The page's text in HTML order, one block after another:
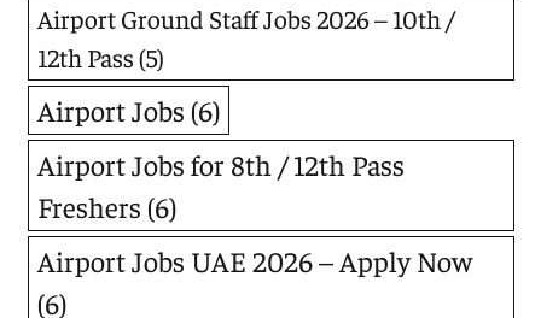
Airport Ground Staff Jobs 2026 – 10th /
12th Pass(5)
Airport Jobs (6)
Airport Jobs for 8th / 12th Pass
Freshers (6)
Airport Jobs UAE 2026 – Apply Now
(6)